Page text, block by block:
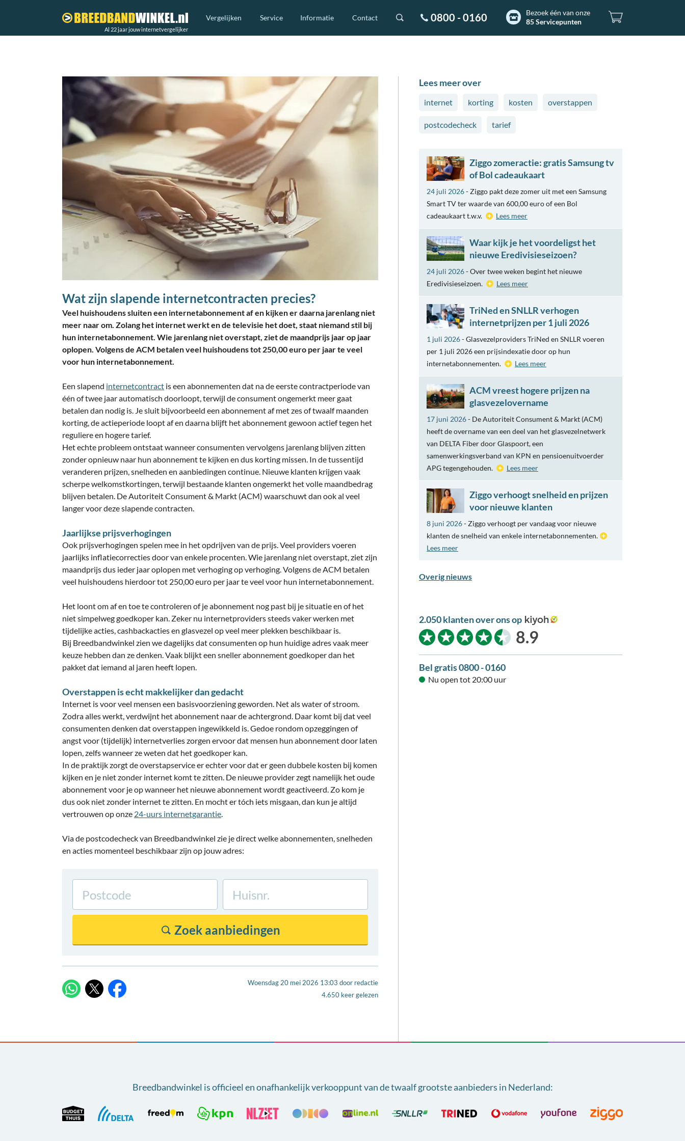
Al 22 jaar jouw internetvergelijker
Vergelijken Service Informatie Contact 0800 - 0160
Bezoek één van onze
85 Servicepunten
Wat zijn slapende internetcontracten precies?
Veel huishoudens sluiten een internetabonnement af en kijken er daarna jarenlang niet
meer naar om. Zolang het internet werkt en de televisie het doet, staat niemand stil bij
hun internetabonnement. Wie jarenlang niet overstapt, ziet de maandprijs jaar op jaar
oplopen. Volgens de ACM betalen veel huishoudens tot 250,00 euro per jaar te veel
voor hun internetabonnement.
Een slapend internetcontract is een abonnementen dat na de eerste contractperiode van
één of twee jaar automatisch doorloopt, terwijl de consument ongemerkt meer gaat
betalen dan nodig is. Je sluit bijvoorbeeld een abonnement af met zes of twaalf maanden
korting, de actieperiode loopt af en daarna blijft het abonnement gewoon actief tegen het
reguliere en hogere tarief.
Het echte probleem ontstaat wanneer consumenten vervolgens jarenlang blijven zitten
zonder opnieuw naar hun abonnement te kijken en dus korting missen. In de tussentijd
veranderen prijzen, snelheden en aanbiedingen continue. Nieuwe klanten krijgen vaak
scherpe welkomstkortingen, terwijl bestaande klanten ongemerkt het volle maandbedrag
blijven betalen. De Autoriteit Consument & Markt (ACM) waarschuwt dan ook al veel
langer voor deze slapende contracten.
Jaarlijkse prijsverhogingen
Ook prijsverhogingen spelen mee in het opdrijven van de prijs. Veel providers voeren
jaarlijks inflatiecorrecties door van enkele procenten. Wie jarenlang niet overstapt, ziet zijn
maandprijs dus ieder jaar oplopen met verhoging op verhoging. Volgens de ACM betalen
veel huishoudens hierdoor tot 250,00 euro per jaar te veel voor hun internetabonnement.
Het loont om af en toe te controleren of je abonnement nog past bij je situatie en of het
niet simpelweg goedkoper kan. Zeker nu internetproviders steeds vaker werken met
tijdelijke acties, cashbackacties en glasvezel op veel meer plekken beschikbaar is.
Bij Breedbandwinkel zien we dagelijks dat consumenten op hun huidige adres vaak meer
keuze hebben dan ze denken. Vaak blijkt een sneller abonnement goedkoper dan het
pakket dat iemand al jaren heeft lopen.
Overstappen is echt makkelijker dan gedacht
Internet is voor veel mensen een basisvoorziening geworden. Net als water of stroom.
Zodra alles werkt, verdwijnt het abonnement naar de achtergrond. Daar komt bij dat veel
consumenten denken dat overstappen ingewikkeld is. Gedoe rondom opzeggingen of
angst voor (tijdelijk) internetverlies zorgen ervoor dat mensen hun abonnement door laten
lopen, zelfs wanneer ze weten dat het goedkoper kan.
In de praktijk zorgt de overstapservice er echter voor dat er geen dubbele kosten bij komen
kijken en je niet zonder internet komt te zitten. De nieuwe provider zegt namelijk het oude
abonnement voor je op wanneer het nieuwe abonnement wordt geactiveerd. Zo kom je
dus ook niet zonder internet te zitten. En mocht er tóch iets misgaan, dan kun je altijd
vertrouwen op onze 24-uurs internetgarantie.
Via de postcodecheck van Breedbandwinkel zie je direct welke abonnementen, snelheden
en acties momenteel beschikbaar zijn op jouw adres:
Woensdag 20 mei 2026 13:03 door redactie
4.650 keer gelezen
Lees meer over
internet korting kosten overstappen
postcodecheck tarief
Ziggo zomeractie: gratis Samsung tv
of Bol cadeaukaart
24 juli 2026- Ziggo pakt deze zomer uit met een Samsung
Smart TV ter waarde van 600,00 euro of een Bol
cadeaukaart t.w.v.
Lees meer
Waar kijk je het voordeligst het
nieuwe Eredivisieseizoen?
24 juli 2026- Over twee weken begint het nieuwe
Eredivisieseizoen.
Lees meer
TriNed en SNLLR verhogen
internetprijzen per 1 juli 2026
1 juli 2026- Glasvezelproviders TriNed en SNLLR voeren
per 1 juli 2026 een prijsindexatie door op hun
internetabonnementen.
Lees meer
ACM vreest hogere prijzen na
glasvezelovername
17 juni 2026- De Autoriteit Consument & Markt (ACM)
heeft de overname van een deel van het glasvezelnetwerk
van DELTA Fiber door Glaspoort, een
samenwerkingsverband van KPN en pensioenuitvoerder
APG tegengehouden.
Lees meer
Ziggo verhoogt snelheid en prijzen
voor nieuwe klanten
8 juni 2026- Ziggo verhoogt per vandaag voor nieuwe
klanten de snelheid van enkele internetabonnementen.
Lees meer
Overig nieuws
2.050 klanten over ons op
kiyoh
8.9
Bel gratis 0800 - 0160
Nu open tot 20:00 uur
Breedbandwinkel is officieel en onafhankelijk verkooppunt vande twaalf grootste aanbieders in Nederland: